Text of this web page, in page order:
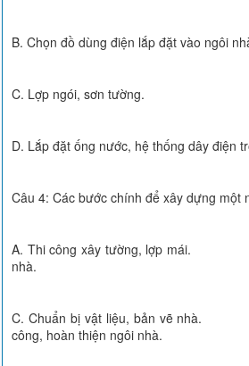
B. Chọn đồ dùng điện lắp đặt vào ngôi
C. Lợp ngói, sơn tường.
D. Lắp đặt ống nước, hệ thống dây điện
Câu 4: Các bước chính để xây dựng một
A. Thi công xây tường, lợp
nhà.
C. Chuẩn bị vật liệu, bản vẽ
công, hoàn thiện ngôi nhà.